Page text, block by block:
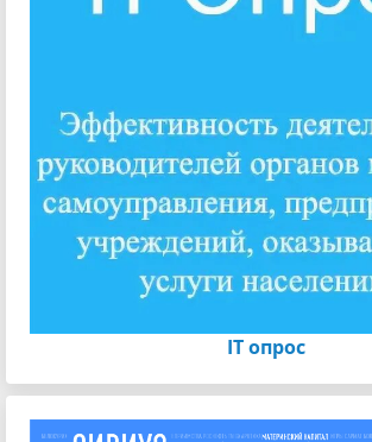
IT опрос